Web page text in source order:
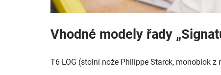
Vhodné modely řady
T6 LOG (stolní nože Philippe Starck, monoblok z